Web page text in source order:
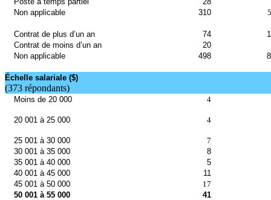
Non applicable
310
Contrat de plus d’un an 74
Contrat de moins d’un an
20
Non applicable
498
Échelle salariale ($)
(373 répondants)
Moins de 20 000 4
20 001 à 25 000 4
25 001 à 30 000
7
30 001 à 35 000
8
35 001 à 40 000
5
40 001 à 45 000
11
45 001 à 50 000
17
50 001 à 55 000
41